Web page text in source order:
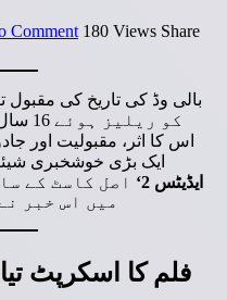
Comment 180 Views Share
بالی وڈ کی تاریخ کی
اس کا اثر، مقبولیت اور
ایک بڑی خوشخبری
ایڈیٹس 2‘
اصل کاسٹ کے
میں اس خبر
فلم کا اسکرپٹ